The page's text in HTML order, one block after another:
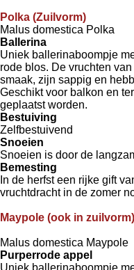
Polka (Zuilvorm)
Malus domestica Polka
Ballerina
Uniek ballerinaboompje
rode blos. De vruchten
smaak, zijn sappig en
Geschikt voor balkon en
geplaatst worden.
Bestuiving
Zelfbestuivend
Snoeien
Snoeien is door de
Bemesting
In de herfst een rijke gift
vruchtdracht in de zomer
Maypole (ook in zuilvorm)
Malus domestica Maypole
Purperrode appel
Uniek ballerinaboompje